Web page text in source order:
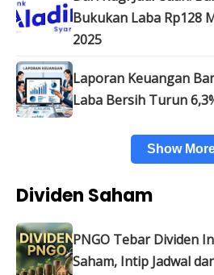
Bukukan Laba Rp128
2025
Laporan Keuangan
Laba Bersih Turun
Show
Dividen Saham
PNGO Tebar Dividen
Saham, Intip Jadwal